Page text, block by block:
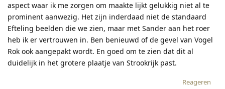
aspect waar ik me zorgen om maakte lijkt gelukkig niet al te
prominent aanwezig. Het zijn inderdaad niet de standaard
Efteling beelden die we zien, maar met Sander aan het roer
heb ik er vertrouwen in. Ben benieuwd of de gevel van Vogel
Rok ook aangepakt wordt. En goed om te zien dat dit al
duidelijk in het grotere plaatje van Strookrijk past.
Reageren